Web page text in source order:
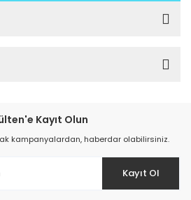
Kayıt Olun
kampanyalardan, haberdar olabilirsiniz.
Kayıt Ol